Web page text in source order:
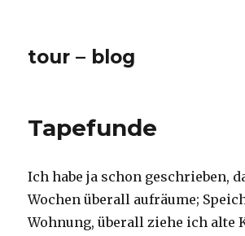
tour – blog
Tapefunde
Ich habe ja schon geschrieben,
Wochen überall aufräume;
Wohnung, überall ziehe ich alte